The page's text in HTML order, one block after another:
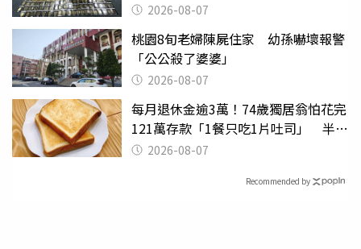
挖出乾鮑金庫
2026-08-07
桃園8旬老婦陳屍住家 幼孫嚇壞報警
「公公殺了婆婆」
2026-08-07
每月退休金逾3萬！74歲獨居翁怕花完
121萬存款「1餐只吃1片吐司」 半年
後暴瘦嚇壞女兒
2026-08-07
Recommended by